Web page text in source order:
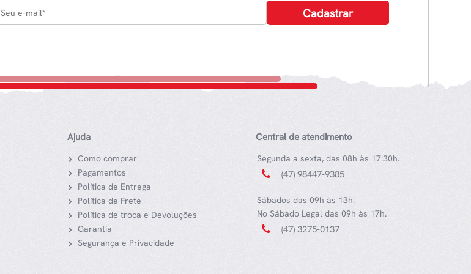
Ajuda
Como comprar
Pagamentos
Política de Entrega
Política de Frete
Política de troca e Devoluções
Garantia
Segurança e Privacidade
Central de atendimento
Segunda a sexta, das 08h às 17:30h.
(47) 98447-9385
Sábados das 09h às 13h.
No Sábado Legal das 09h às 17h.
(47) 3275-0137